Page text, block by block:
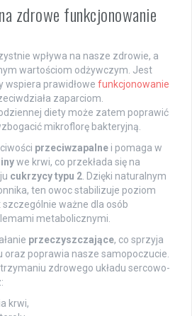
zdrowe funkcjonowanie
wpływa na nasze zdrowie, a
wartościom odżywczym. Jest
wspiera prawidłowe funkcjonowanie
zaparciom.
diety może zatem poprawić
mikroflorę bakteryjną.
przeciwzapalne i pomaga w
we krwi, co przekłada się na
cukrzycy typu 2 . Dzięki naturalnym
ten owoc stabilizuje poziom
ważne dla osób
metabolicznymi.
przeczyszczające, co sprzyja
oraz poprawia nasze samopoczucie.
zdrowego układu sercowo-
krwi,